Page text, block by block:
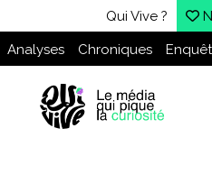
Qui Vive ?
Analyses Chroniques